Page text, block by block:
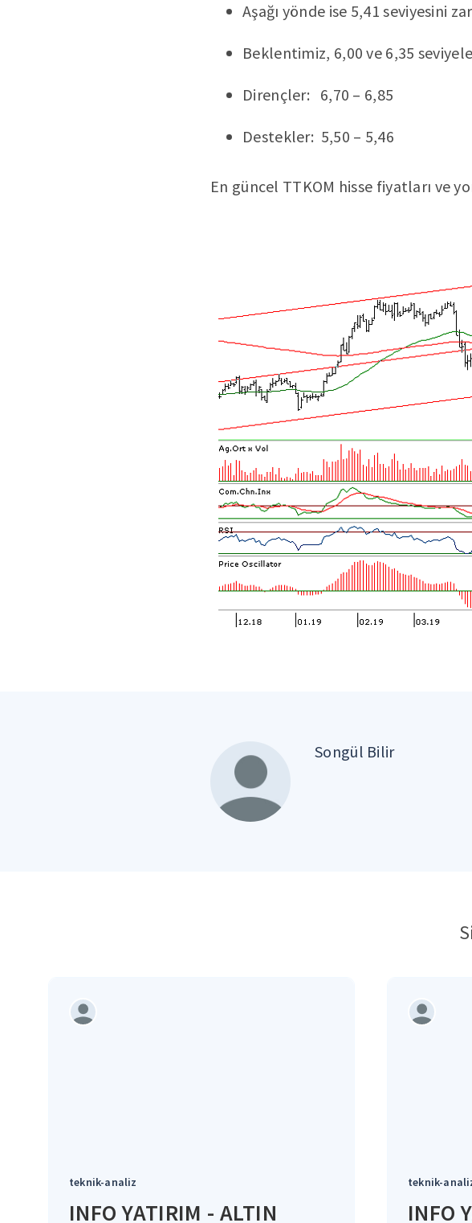
Aşağı yönde ise 5,41 seviyesini
Beklentimiz, 6,00 ve 6,35
Dirençler: 6,70 – 6,85
Destekler: 5,50 – 5,46
En güncel TTKOM hisse fiyatları ve
Songül Bilir
teknik-analiz
INFO YATIRIM - ALTIN
teknik-
INFO